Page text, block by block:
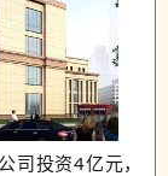
司投资4亿元，